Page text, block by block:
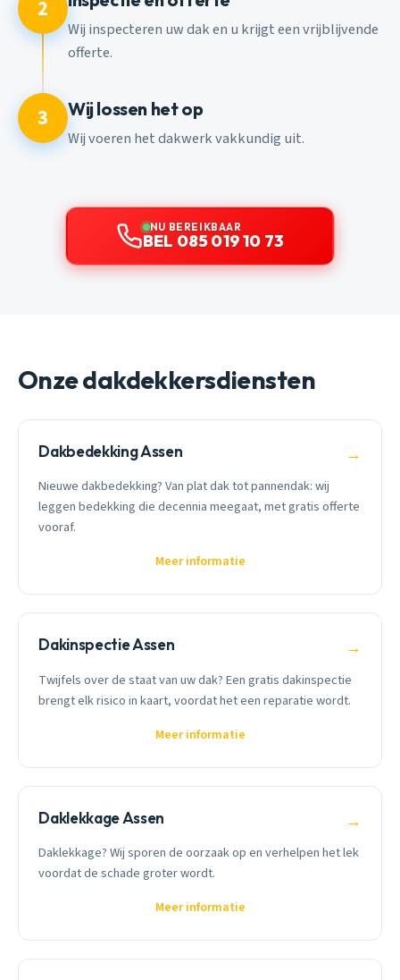
2
Wij inspecteren uw dak en u krijgt een vrijblijvende
offerte.
3 Wij lossen het op
Wij voeren het dakwerk vakkundig uit.
NU BEREIKBAAR
BEL 085 019 10 73
Onze dakdekkersdiensten
Dakbedekking Assen →
Nieuwe dakbedekking? Van plat dak tot pannendak: wij
leggen bedekking die decennia meegaat, met gratis offerte
vooraf.
Meer informatie
Dakinspectie Assen →
Twijfels over de staat van uw dak? Een gratis dakinspectie
brengt elk risico in kaart, voordat het een reparatie wordt.
Meer informatie
Daklekkage Assen →
Daklekkage? Wij sporen de oorzaak op en verhelpen het lek
voordat de schade groter wordt.
Meer informatie